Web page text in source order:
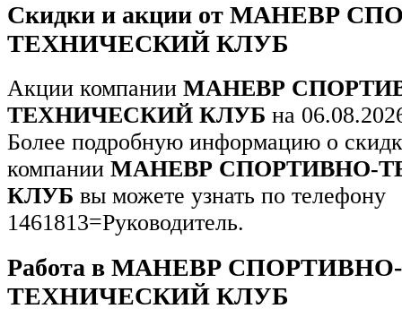
Скидки и акции от МАНЕВР
ТЕХНИЧЕСКИЙ КЛУБ
Акции компании МАНЕВР
ТЕХНИЧЕСКИЙ КЛУБ на
Более подробную информацию о
компании МАНЕВР СПОРТИВНО-
КЛУБ вы можете узнать по телефону
1461813=Руководитель.
Работа в МАНЕВР СПОРТИВНО-
ТЕХНИЧЕСКИЙ КЛУБ